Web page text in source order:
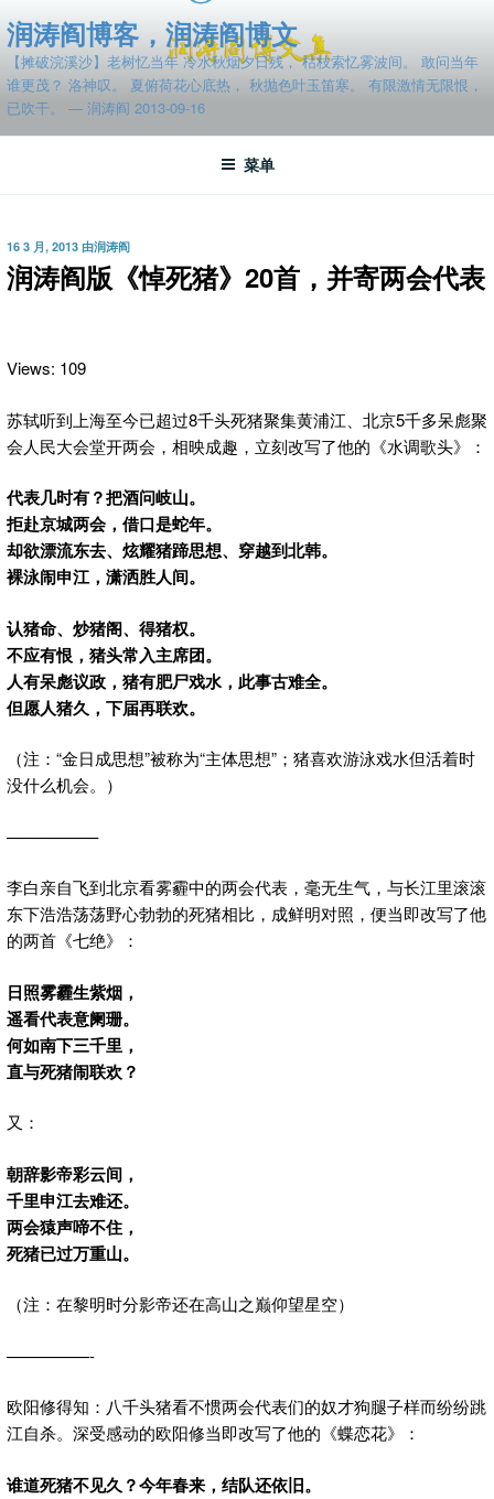
至
容
润涛阎博客，润涛阎博文
【摊破浣溪沙】老树忆当年 冷水秋烟夕日残， 枯枝索忆雾波间。 敢问当年
谁更茂？ 洛神叹。 夏俯荷花心底热， 秋抛色叶玉笛寒。 有限激情无限恨，
已吹干。 — 润涛阎 2013-09-16
菜单
发
布
于
16 3 月, 2013 由润涛阎
润涛阎版《悼死猪》20首，并寄两会代表
Views: 109
苏轼听到上海至今已超过8千头死猪聚集黄浦江、北京5千多呆彪聚
会人民大会堂开两会，相映成趣，立刻改写了他的《水调歌头》：
代表几时有？把酒问岐山。
拒赴京城两会，借口是蛇年。
却欲漂流东去、炫耀猪蹄思想、穿越到北韩。
裸泳闹申江，潇洒胜人间。
认猪命、炒猪阁、得猪权。
不应有恨，猪头常入主席团。
人有呆彪议政，猪有肥尸戏水，此事古难全。
但愿人猪久，下届再联欢。
（注：“金日成思想”被称为“主体思想”；猪喜欢游泳戏水但活着时
没什么机会。）
—————–
李白亲自飞到北京看雾霾中的两会代表，毫无生气，与长江里滚滚
东下浩浩荡荡野心勃勃的死猪相比，成鲜明对照，便当即改写了他
的两首《七绝》：
日照雾霾生紫烟，
遥看代表意阑珊。
何如南下三千里，
直与死猪闹联欢？
又：
朝辞影帝彩云间，
千里申江去难还。
两会猿声啼不住，
死猪已过万重山。
（注：在黎明时分影帝还在高山之巅仰望星空）
—————-
欧阳修得知：八千头猪看不惯两会代表们的奴才狗腿子样而纷纷跳
江自杀。深受感动的欧阳修当即改写了他的《蝶恋花》：
谁道死猪不见久？今年春来，结队还依旧。